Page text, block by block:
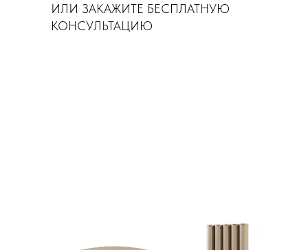
ИЛИ ЗАКАЖИТЕ БЕСПЛАТНУЮ
КОНСУЛЬТАЦИЮ